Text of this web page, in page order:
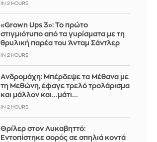
IN 2 HOURS
«Grown Ups 3»: Το πρώτο
στιγμιότυπο από τα γυρίσματα με τη
θρυλική παρέα του Άνταμ Σάντλερ
IN 2 HOURS
Ανδρομάχη: Μπέρδεψε τα Μέθανα με
τη Μεθώνη, έφαγε τρελό τρολάρισμα
και μάλλον και...μάτι...
IN 2 HOURS
Θρίλερ στον Λυκαβηττό:
Εντοπίστηκε σορός σε σπηλιά κοντά